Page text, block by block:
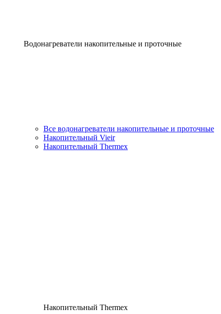
Водонагреватели накопительные и проточные
Все водонагреватели накопительные и проточные
Накопительный Vieir
Накопительный Thermex
Накопительный Thermex